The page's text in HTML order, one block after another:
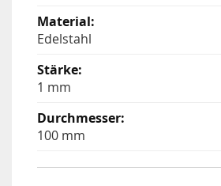
Edelstahl
1 mm
100 mm